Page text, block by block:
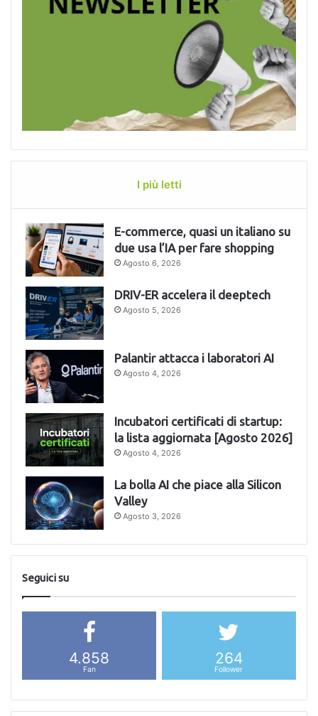
I più letti
E-commerce, quasi un italiano su
due usa l’IA per fare shopping
Agosto 6, 2026
DRIV-ER accelera il deeptech
Agosto 5, 2026
Palantir attacca i laboratori AI
Agosto 4, 2026
Incubatori certificati di startup:
la lista aggiornata [Agosto 2026]
Agosto 4, 2026
La bolla AI che piace alla Silicon
Valley
Agosto 3, 2026
Seguici su
4.858
Fan
264
Follower